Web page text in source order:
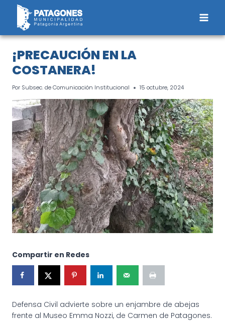
Saltar
contenido
¡PRECAUCIÓN EN LA
COSTANERA!
Por Subsec. de Comunicación Institucional 15 octubre, 2024
Compartir en Redes
Defensa Civil advierte sobre un enjambre de abejas
frente al Museo Emma Nozzi, de Carmen de Patagones.